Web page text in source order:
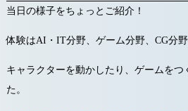
当日の様子をちょっとご紹介！
体験はAI・IT分野、ゲーム分野、CG分
キャラクターを動かしたり、ゲームを
た。